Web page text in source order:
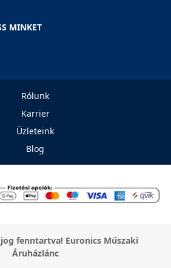
MINKET
Rólunk
Karrier
Üzleteink
Blog
fenntartva! Euronics Műszaki
Áruházlánc